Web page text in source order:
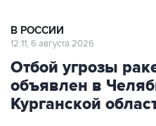
В РОССИИ
12:11, 6 августа 2026
Отбой угрозы
объявлен в
Курганской